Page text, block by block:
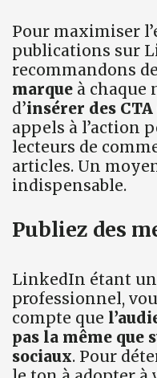
Pour maximiser
publications sur
recommandons de
marque à chaque
d’insérer des CTA
appels à l’action
lecteurs de
articles. Un
indispensable.
Publiez des
LinkedIn étant
professionnel,
compte que
pas la même que
sociaux. Pour